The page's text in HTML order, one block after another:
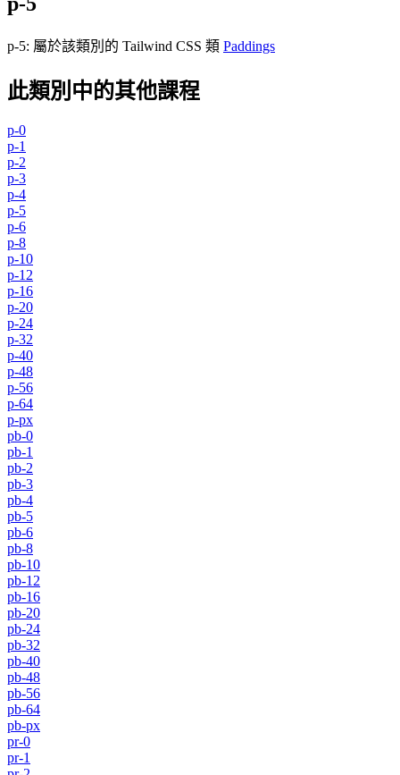
p-5: 屬於該類別的 Tailwind CSS 類 Paddings
此類別中的其他課程
p-0
p-1
p-2
p-3
p-4
p-5
p-6
p-8
p-10
p-12
p-16
p-20
p-24
p-32
p-40
p-48
p-56
p-64
p-px
pb-0
pb-1
pb-2
pb-3
pb-4
pb-5
pb-6
pb-8
pb-10
pb-12
pb-16
pb-20
pb-24
pb-32
pb-40
pb-48
pb-56
pb-64
pb-px
pr-0
pr-1